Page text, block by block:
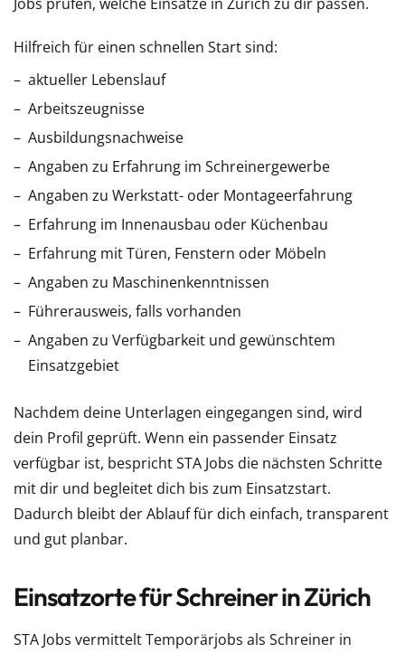
Hilfreich für einen schnellen Start sind:
aktueller Lebenslauf
Arbeitszeugnisse
Ausbildungsnachweise
Angaben zu Erfahrung im Schreinergewerbe
Angaben zu Werkstatt- oder Montageerfahrung
Erfahrung im Innenausbau oder Küchenbau
Erfahrung mit Türen, Fenstern oder Möbeln
Angaben zu Maschinenkenntnissen
Führerausweis, falls vorhanden
Angaben zu Verfügbarkeit und gewünschtem
Einsatzgebiet
Nachdem deine Unterlagen eingegangen sind, wird
dein Profil geprüft. Wenn ein passender Einsatz
verfügbar ist, bespricht STA Jobs die nächsten Schritte
mit dir und begleitet dich bis zum Einsatzstart.
Dadurch bleibt der Ablauf für dich einfach, transparent
und gut planbar.
Einsatzorte für Schreiner in Zürich
STA Jobs vermittelt Temporärjobs als Schreiner in